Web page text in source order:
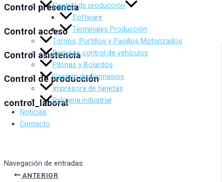
Control de producción
Software
Terminales Producción
Tornos, Portillos y Pasillos Motorizados
Barreras control de vehículos
Pilonas y Bolardos
Gestión de Gimnasios
Impresora de tarjetas
Relojería industrial
Noticias
Contacto
Control presencia
Control acceso
Control asistencia
Control de producción
control_laboral
Navegación de entradas
ANTERIOR